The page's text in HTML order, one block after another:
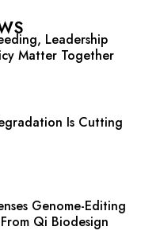
Leadership
Matter Together
Is Cutting
Genome-Editing
Qi Biodesign